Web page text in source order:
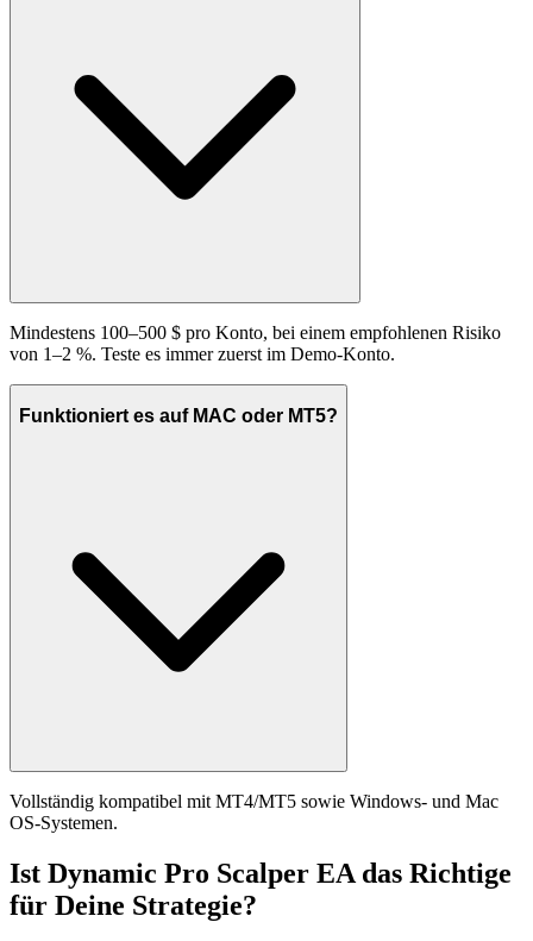
Mindestens 100–500 $ pro Konto, bei einem empfohlenen Risiko
von 1–2 %. Teste es immer zuerst im Demo-Konto.
Funktioniert es auf MAC oder MT5?
Vollständig kompatibel mit MT4/MT5 sowie Windows- und Mac
OS-Systemen.
Ist Dynamic Pro Scalper EA das Richtige
für Deine Strategie?